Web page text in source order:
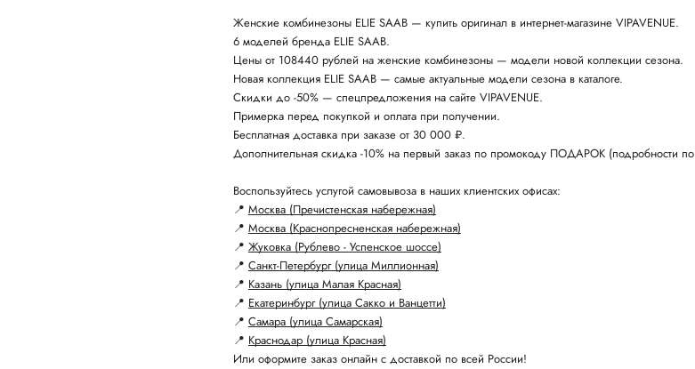
Женские комбинезоны ELIE SAAB — купить оригинал в интернет-магазине VIPAVENUE.
6 моделей бренда ELIE SAAB.
Цены от 108440 рублей на женские комбинезоны — модели новой коллекции сезона.
Новая коллекция ELIE SAAB — самые актуальные модели сезона в каталоге.
Скидки до -50% — спецпредложения на сайте VIPAVENUE.
Примерка перед покупкой и оплата при получении.
Бесплатная доставка при заказе от 30 000 ₽.
Дополнительная скидка -10% на первый заказ по промокоду ПОДАРОК (подробности по
Воспользуйтесь услугой самовывоза в наших клиентских офисах:
📍 Москва (Пречистенская набережная)
📍 Москва (Краснопресненская набережная)
📍 Жуковка (Рублево - Успенское шоссе)
📍 Санкт-Петербург (улица Миллионная)
📍 Казань (улица Малая Красная)
📍 Екатеринбург (улица Сакко и Ванцетти)
📍 Самара (улица Самарская)
📍 Краснодар (улица Красная)
Или оформите заказ онлайн с доставкой по всей России!